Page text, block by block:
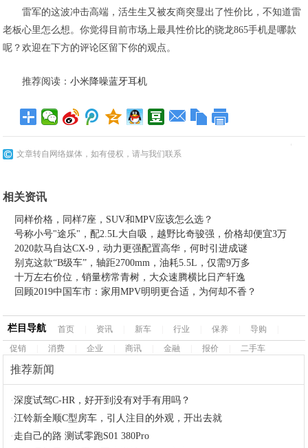
雷军的这波冲击高端，活生生又被友商突显出了性价比，不知道雷
老板心里怎么想。你觉得目前市场上最具性价比的骁龙865手机是哪款
呢？欢迎在下方的评论区留下你的观点。
推荐阅读：小米降噪蓝牙耳机
文章转自网络媒体，如有侵权，请与我们联系
相关资讯
同样价格，同样7座，SUV和MPV应该怎么选？
号称小号"途乐"，配2.5L大自吸，越野比奇骏强，价格却便宜3万
2020款马自达CX-9，动力更强配置高华，何时引进成谜
别克这款“B级车”，轴距2700mm，油耗5.5L，仅需9万多
十万左右价位，销量榜常青树，大众速腾横比日产轩逸
回顾2019中国车市：家用MPV明明更合适，为何却不香？
栏目导航 首页 资讯 新车 行业 保养 导购
促销
消费 企业 商讯 金融 报价 二手车
推荐新闻
·深度试驾C-HR，好开到没有对手有用吗？
·江铃新全顺C型房车，引人注目的外观，开出去就
· 走自己的路 测试零跑S01 380Pro